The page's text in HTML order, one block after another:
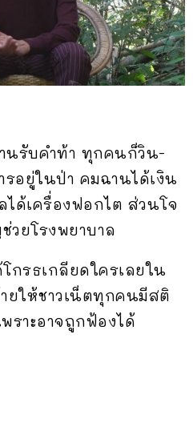
นรับคำท้า ทุกคนก็วิน-
อยู่ในป่า คมฉานได้เงิน
ได้เครื่องฟอกไต ส่วนโจ
วยโรงพยาบาล
กรธเกลียดใครเลยใน
ยให้ชาวเน็ตทุกคนมีสติ
ราะอาจถูกฟ้องได้